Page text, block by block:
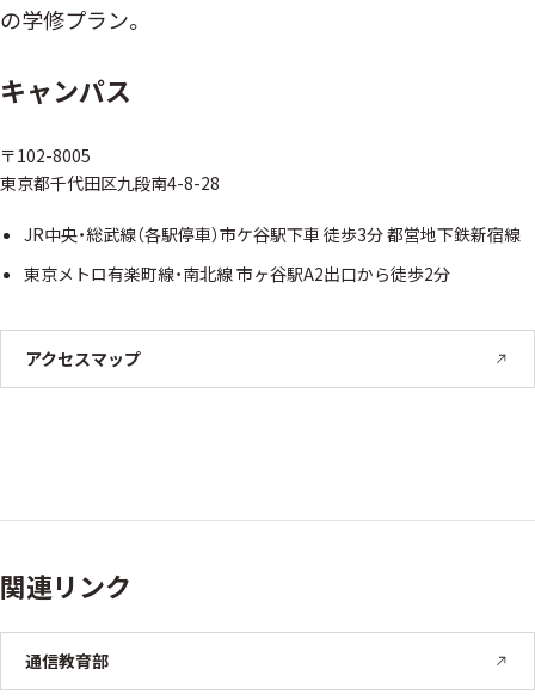
の学修プラン。
キャンパス
〒102-8005
東京都千代田区九段南4-8-28
JR中央・総武線（各駅停車）市ケ谷駅下車 徒歩3分 都営地下鉄新宿線
東京メトロ有楽町線・南北線 市ヶ谷駅A2出口から徒歩2分
アクセスマップ
関連リンク
通信教育部